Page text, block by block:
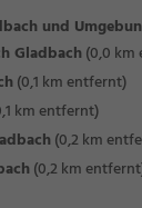
und
Gladbach (0,0
(0,1 km entfernt)
km entfernt)
(0,2 km
(0,2 km